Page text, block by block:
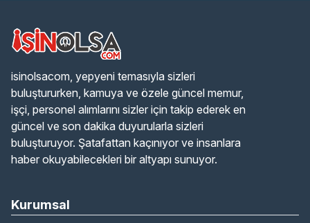
isinolsacom, yepyeni temasıyla sizleri
buluştururken, kamuya ve özele güncel memur,
işçi, personel alımlarını sizler için takip ederek en
güncel ve son dakika duyurularla sizleri
buluşturuyor. Şatafattan kaçınıyor ve insanlara
haber okuyabilecekleri bir altyapı sunuyor.
Kurumsal